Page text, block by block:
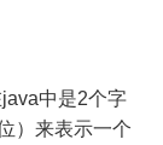
中是2个字
）来表示一个